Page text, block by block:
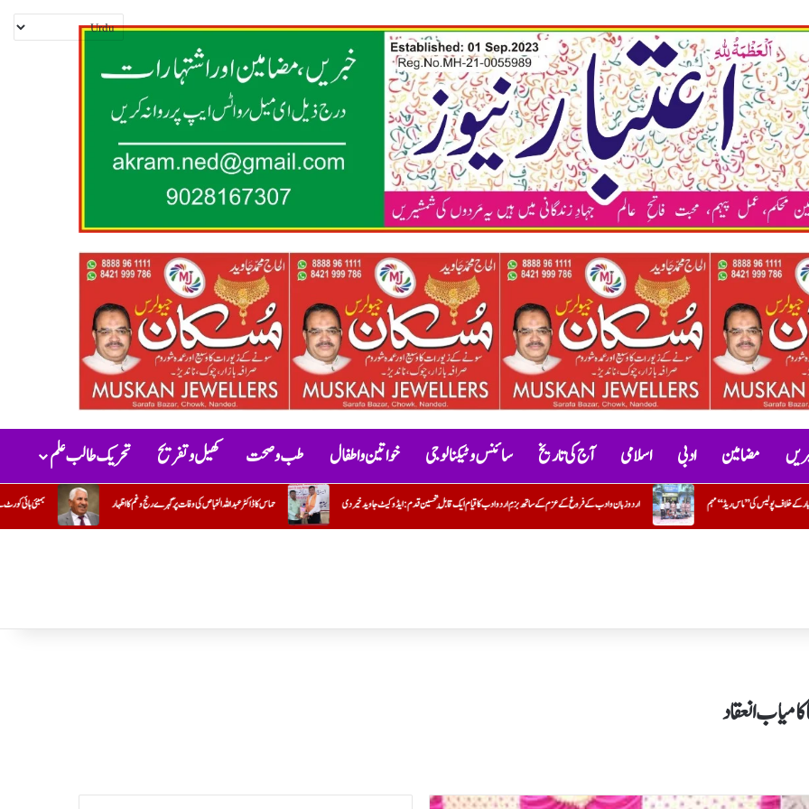
कया अप
مضامین ادبی اسلامی آج کی تاریخ سائنس و ٹیکنالوجی خواتین و اطفال طب و صحت کھیل و تفریح تحریک طالب علم
بمبئی ہائی کورٹ نے ہڑتالی ڈاکٹروں کی سرزنش کرتے ہوئے ان سے فوری طور پر کام پر واپس آنے کا مطالبہ حماس کا ڈاکٹر عبداللہ الخباص کی وفات پر گہرے رنج وغم کااظہار کے ساتھ بزمِ اردو ادب کا قیام ایک قابلِ تحسین قدم : ایڈوکیٹ جاوید خیردی
انعقاد